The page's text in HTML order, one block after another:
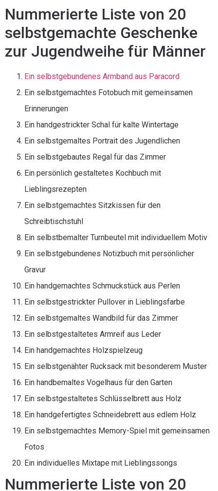
Nummerierte Liste von 20
selbstgemachte Geschenke
zur Jugendweihe für Männer
Ein selbstgebundenes Armband aus Paracord
Ein selbstgemachtes Fotobuch mit gemeinsamen
Erinnerungen
Ein handgestrickter Schal für kalte Wintertage
Ein selbstgemaltes Portrait des Jugendlichen
Ein selbstgebautes Regal für das Zimmer
Ein persönlich gestaltetes Kochbuch mit
Lieblingsrezepten
Ein selbstgemachtes Sitzkissen für den
Schreibtischstuhl
Ein selbstbemalter Turnbeutel mit individuellem Motiv
Ein selbstgebundenes Notizbuch mit persönlicher
Gravur
Ein handgemachtes Schmuckstück aus Perlen
Ein selbstgestrickter Pullover in Lieblingsfarbe
Ein selbstgemaltes Wandbild für das Zimmer
Ein selbstgestaltetes Armreif aus Leder
Ein handgemachtes Holzspielzeug
Ein selbstgenähter Rucksack mit besonderem Muster
Ein handbemaltes Vogelhaus für den Garten
Ein selbstgestaltetes Schlüsselbrett aus Holz
Ein handgefertigtes Schneidebrett aus edlem Holz
Ein selbstgemachtes Memory-Spiel mit gemeinsamen
Fotos
Ein individuelles Mixtape mit Lieblingssongs
Nummerierte Liste von 20